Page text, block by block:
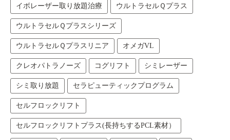
イボレーザー取り放題治療 ウルトラセルＱプラス
ウルトラセルＱプラスシリーズ
ウルトラセルＱプラスリニア オメガVL
クレオパトラノーズ コグリフト シミレーザー
シミ取り放題 セラピューティックプログラム
セルフロックリフト
セルフロックリフトプラス(長持ちするPCL素材）